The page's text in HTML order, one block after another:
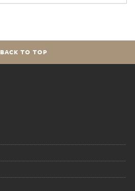
BACK TO TOP